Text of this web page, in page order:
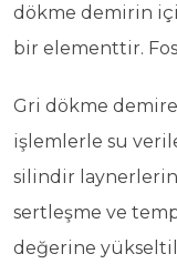
dökme demirin
bir elementtir.
Gri dökme demire
işlemlerle su
silindir
sertleşme ve
değerine